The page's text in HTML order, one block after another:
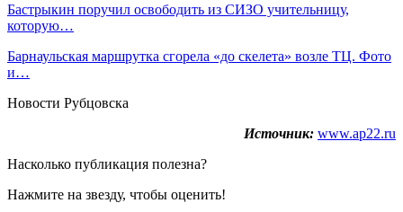
Бастрыкин поручил освободить из СИЗО учительницу,
которую…
Барнаульская маршрутка сгорела «до скелета» возле ТЦ. Фото
и…
Новости Рубцовска
Источник: www.ap22.ru
Насколько публикация полезна?
Нажмите на звезду, чтобы оценить!